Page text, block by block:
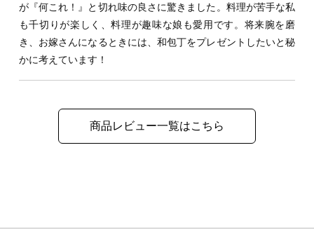
が『何これ！』と切れ味の良さに驚きました。料理が苦手な私
も千切りが楽しく、料理が趣味な娘も愛用です。将来腕を磨
き、お嫁さんになるときには、和包丁をプレゼントしたいと秘
かに考えています！
商品レビュー一覧はこちら